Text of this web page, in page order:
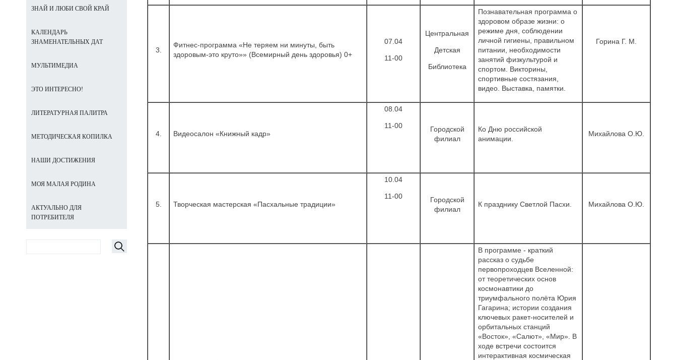
3.
Фитнес-программа «Не теряем ни минуты, быть
здоровым-это круто»» (Всемирный день здоровья) 0+
07.04
11-00
Центральная
Детская
Библиотека
Познавательная программа о
здоровом образе жизни: о
режиме дня, соблюдении
личной гигиены, правильном
питании, необходимости
занятий физкультурой и
спортом. Викторины,
спортивные состязания,
видео. Выставка, памятки.
Горина Г. М.
4. Видеосалон «Книжный кадр»
08.04
11-00
Городской
филиал
Ко Дню российской
анимации.
Михайлова О.Ю.
5. Творческая мастерская «Пасхальные традиции»
10.04
11-00
Городской
филиал
К празднику Светлой Пасхи. Михайлова О.Ю.
В программе - краткий
рассказ о судьбе
первопроходцев Вселенной:
от теоретических основ
космонавтики до
триумфального полёта Юрия
Гагарина; истории создания
ключевых ракет-носителей и
орбитальных станций
«Восток», «Салют», «Мир». В
ходе встречи состоится
интерактивная космическая
ЗНАЙ И ЛЮБИ СВОЙ КРАЙ
КАЛЕНДАРЬ
ЗНАМЕНАТЕЛЬНЫХ ДАТ
МУЛЬТИМЕДИА
ЭТО ИНТЕРЕСНО!
ЛИТЕРАТУРНАЯ ПАЛИТРА
МЕТОДИЧЕСКАЯ КОПИЛКА
НАШИ ДОСТИЖЕНИЯ
МОЯ МАЛАЯ РОДИНА
АКТУАЛЬНО ДЛЯ
ПОТРЕБИТЕЛЯ